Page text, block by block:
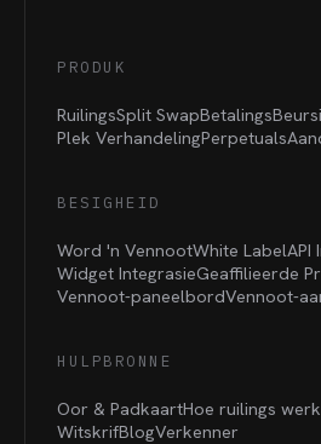
PRODUK
RuilingsSplit SwapBetalings
Plek VerhandelingPerpetuals
BESIGHEID
Word 'n VennootWhite LabelAPI
Widget IntegrasieGeaffilieerde
Vennoot-paneelbordVennoot-
HULPBRONNE
Oor & PadkaartHoe ruilings werk
WitskrifBlogVerkenner